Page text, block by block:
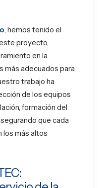
, hemos tenido el
proyecto,
en la
más adecuados para
trabajo ha
de los equipos
formación del
que cada
los más altos